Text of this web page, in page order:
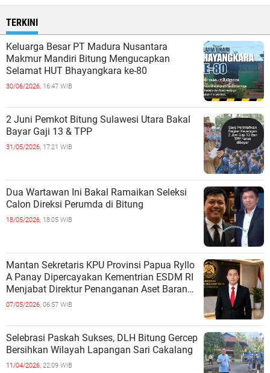
TERKINI
Keluarga Besar PT Madura Nusantara
Makmur Mandiri Bitung Mengucapkan
Selamat HUT Bhayangkara ke-80
30/06/2026, 16:47 WIB
2 Juni Pemkot Bitung Sulawesi Utara Bakal
Bayar Gaji 13 & TPP
31/05/2026, 17:21 WIB
Dua Wartawan Ini Bakal Ramaikan Seleksi
Calon Direksi Perumda di Bitung
18/05/2026, 18:05 WIB
Mantan Sekretaris KPU Provinsi Papua Ryllo
A Panay Dipercayakan Kementrian ESDM RI
Menjabat Direktur Penanganan Aset Barang
Bukti
07/05/2026, 06:57 WIB
Selebrasi Paskah Sukses, DLH Bitung Gercep
Bersihkan Wilayah Lapangan Sari Cakalang
11/04/2026, 22:09 WIB